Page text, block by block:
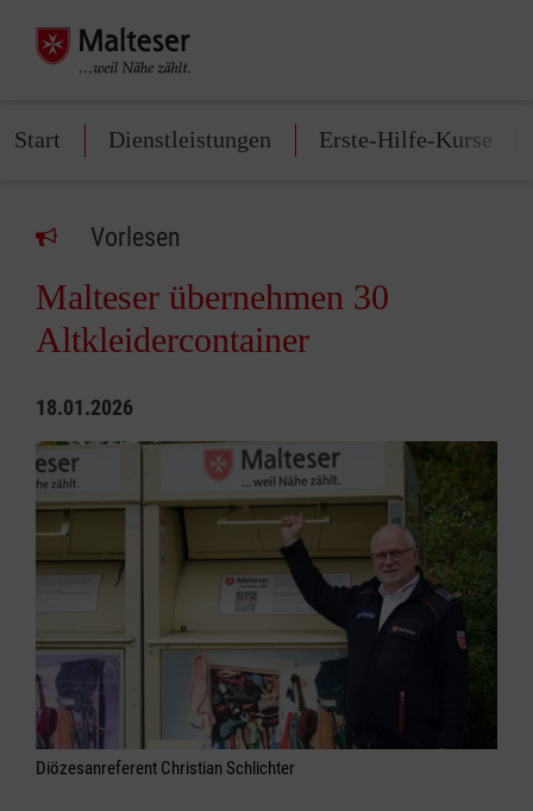
Start Dienstleistungen Erste-Hilfe-Kurse
Vorlesen
Malteser übernehmen 30
Altkleidercontainer
18.01.2026
Diözesanreferent Christian Schlichter